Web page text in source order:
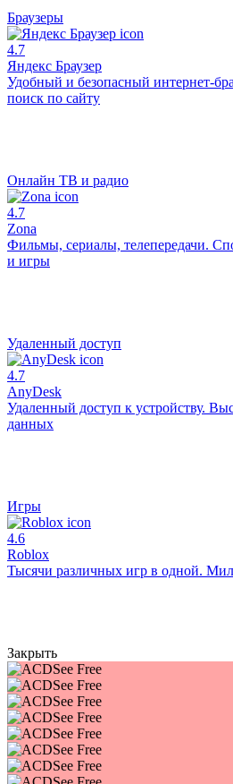
Браузеры
4.7
Яндекс Браузер
Удобный и безопасный интернет-
поиск по сайту
Онлайн ТВ и радио
4.7
Zona
Фильмы, сериалы, телепередачи.
и игры
Удаленный доступ
4.7
AnyDesk
Удаленный доступ к устройству.
данных
Игры
4.6
Roblox
Тысячи различных игр в одной.
Закрыть